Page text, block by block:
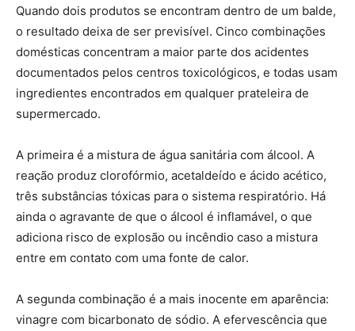
Quando dois produtos se encontram dentro de um balde,
o resultado deixa de ser previsível. Cinco combinações
domésticas concentram a maior parte dos acidentes
documentados pelos centros toxicológicos, e todas usam
ingredientes encontrados em qualquer prateleira de
supermercado.
A primeira é a mistura de água sanitária com álcool. A
reação produz clorofórmio, acetaldeído e ácido acético,
três substâncias tóxicas para o sistema respiratório. Há
ainda o agravante de que o álcool é inflamável, o que
adiciona risco de explosão ou incêndio caso a mistura
entre em contato com uma fonte de calor.
A segunda combinação é a mais inocente em aparência:
vinagre com bicarbonato de sódio. A efervescência que